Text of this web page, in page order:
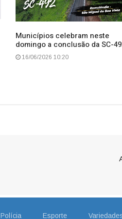
Municípios celebram neste
domingo a conclusão da SC-
16/06/2026 10:20
Polícia Esporte